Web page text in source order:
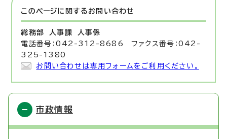
このページに関する お問い合わせ
総務部 人事課 人事係
電話番号：042-312-8686 ファクス番号：042-
325-1380
お問い合わせは専用フォームをご利用ください。
市政情報